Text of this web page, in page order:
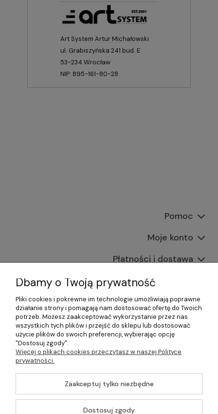
Art System Artur Michałowski
ul. Grabiszyńska 241 bud. E
53-234 Wrocław
NIP: 895-161-80-28
Pomoc
Moje konto
Płatności i dostawa
Informacje
O nas
©2026 Wszelkie Prawa Zastrzeżone | Gastrosklep |
Wyposażenie gastronomii, restauracji oraz barów
Szablon Master byEcommercy
Dbamy o Twoją prywatność
Pliki cookies i pokrewne im technologie umożliwiają poprawne
działanie strony i pomagają nam dostosować ofertę do Twoich
potrzeb. Możesz zaakceptować wykorzystanie przez nas
wszystkich tych plików i przejść do sklepu lub dostosować
użycie plików do swoich preferencji, wybierając opcję
"Dostosuj zgody".
Więcej o plikach cookies przeczytasz w naszej Polityce
prywatności.
Zaakceptuj tylko niezbędne
Dostosuj zgody